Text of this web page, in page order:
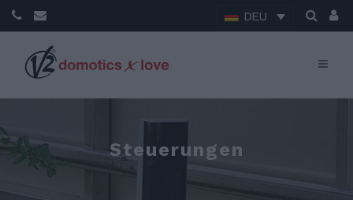
DEU
Steuerungen